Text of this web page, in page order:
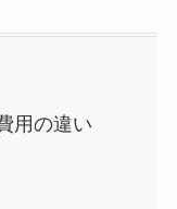
用の違い